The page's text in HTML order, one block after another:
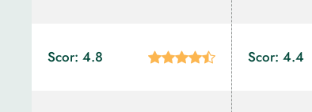
Scor: 4.8 Scor: 4.4